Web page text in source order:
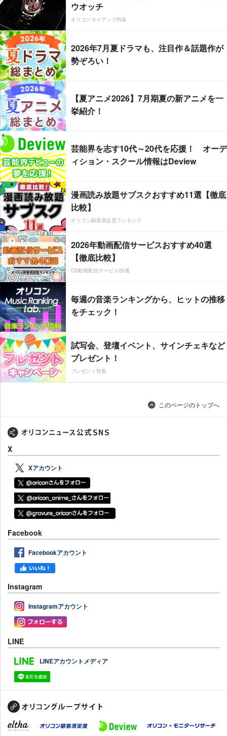
ウオッチ
オリコンタイアップ特集
2026年7月夏ドラマも、注目作＆話題作が
勢ぞろい！
【夏アニメ2026】7月期夏の新アニメを一
挙紹介！
芸能界を志す10代～20代を応援！ オーデ
ィション・スクール情報はDeview
漫画読み放題サブスクおすすめ11選【徹底
比較】
オリコン顧客満足度ランキング
2026年動画配信サービスおすすめ40選
【徹底比較】
CS動画配信サービス20選
毎週の音楽ランキングから、ヒットの推移
をチェック！
試写会、登壇イベント、サインチェキなど
プレゼント！
プレゼント特集
このページのトップへ
X
Xアカウント
Facebook
Facebookアカウント
Instagram
Instagramアカウント
LINE
LINEアカウントメディア